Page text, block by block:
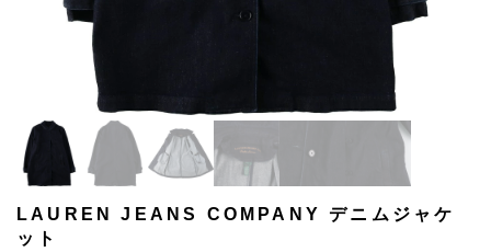
LAUREN JEANS COMPANY デニムジャケ
ット